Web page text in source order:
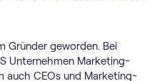
Gründer geworden. Bei
Unternehmen Marketing-
auch CEOs und Marketing-